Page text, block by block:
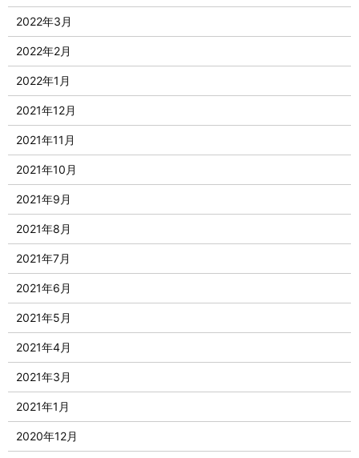
2022年3月
2022年2月
2022年1月
2021年12月
2021年11月
2021年10月
2021年9月
2021年8月
2021年7月
2021年6月
2021年5月
2021年4月
2021年3月
2021年1月
2020年12月